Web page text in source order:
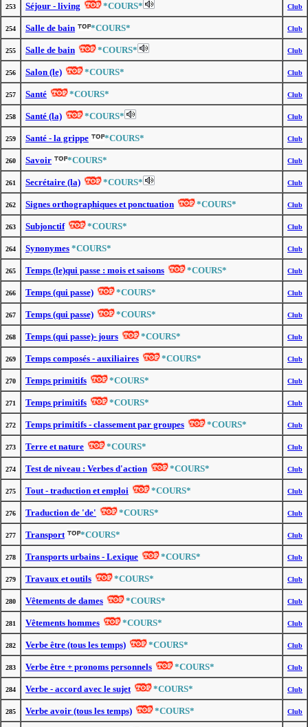
253 Séjour - living *COURS* Club
254 Salle de bain *COURS* Club
255 Salle de bain *COURS* Club
256 Salon (le) *COURS* Club
257 Santé *COURS* Club
258 Santé (la) *COURS* Club
259 Santé - la grippe *COURS* Club
260 Savoir *COURS* Club
261 Secrétaire (la) *COURS* Club
262 Signes orthographiques et ponctuation *COURS* Club
263 Subjonctif *COURS* Club
264 Synonymes *COURS* Club
265 Temps (le)qui passe : mois et saisons *COURS* Club
266 Temps (qui passe) *COURS* Club
267 Temps (qui passe) *COURS* Club
268 Temps (qui passe)- jours *COURS* Club
269 Temps composés - auxiliaires *COURS* Club
270 Temps primitifs *COURS* Club
271 Temps primitifs *COURS* Club
272 Temps primitifs - classement par groupes *COURS* Club
273 Terre et nature *COURS* Club
274 Test de niveau : Verbes d'action *COURS* Club
275 Tout - traduction et emploi *COURS* Club
276 Traduction de 'de' *COURS* Club
277 Transport *COURS* Club
278 Transports urbains - Lexique *COURS* Club
279 Travaux et outils *COURS* Club
280 Vêtements de dames *COURS* Club
281 Vêtements hommes *COURS* Club
282 Verbe être (tous les temps) *COURS* Club
283 Verbe être + pronoms personnels *COURS* Club
284 Verbe - accord avec le sujet *COURS* Club
285 Verbe avoir (tous les temps) *COURS* Club